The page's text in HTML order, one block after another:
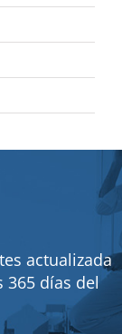
actualizada
365 días del